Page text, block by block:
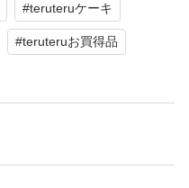
#teruteruケーキ
#teruteruお買得品